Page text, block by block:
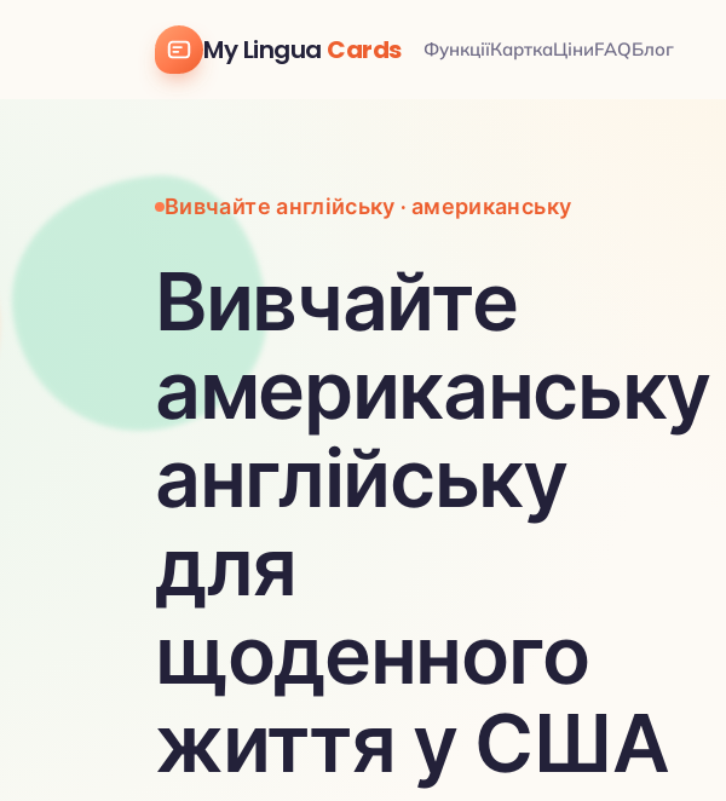
My Lingua Cards ФункціїКарткаЦіниFAQБлог
Вивчайте англійську · американську
Вивчайте
американську
англійську
для
щоденного
життя у США